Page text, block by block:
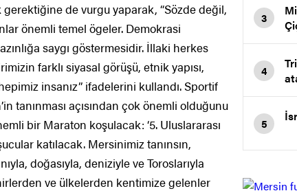
de vurgu yaparak, “Sözde değil,
önemli temel ögeler. Demokrasi
saygı göstermesidir. İllaki herkes
farklı siyasal görüşü, etnik yapısı,
insanız” ifadelerini kullandı. Sportif
tanınması açısından çok önemli olduğunu
bir Maraton koşulacak: ‘5. Uluslararası
katılacak. Mersinimiz tanınsın,
doğasıyla, deniziyle ve Toroslarıyla
ve ülkelerden kentimize gelenler
3
4
5